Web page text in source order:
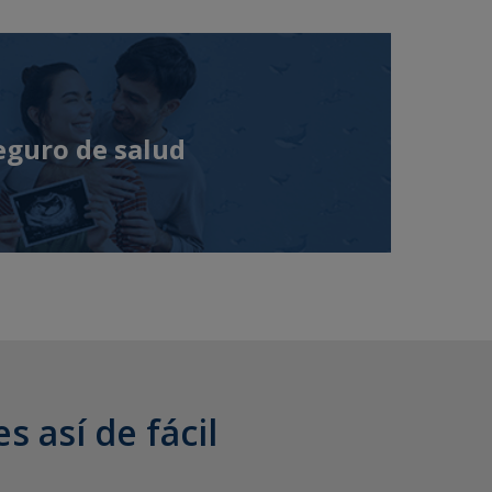
de salud
así de fácil